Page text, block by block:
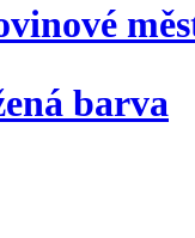
barva